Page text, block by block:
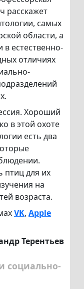
расскажет
самых
области, а
в естественно-
отличиях
Хороший
в этой охоте
есть два
птиц для их
на
возраста.
VK, Apple
Терентьев
социально-